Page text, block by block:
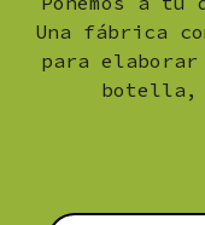
Una fábrica
para